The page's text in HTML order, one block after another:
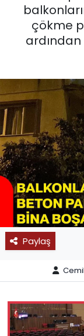
çökme
Paylaş
EĞİTİM
MAGAZİN
SPOR
11:11
Son
Haber